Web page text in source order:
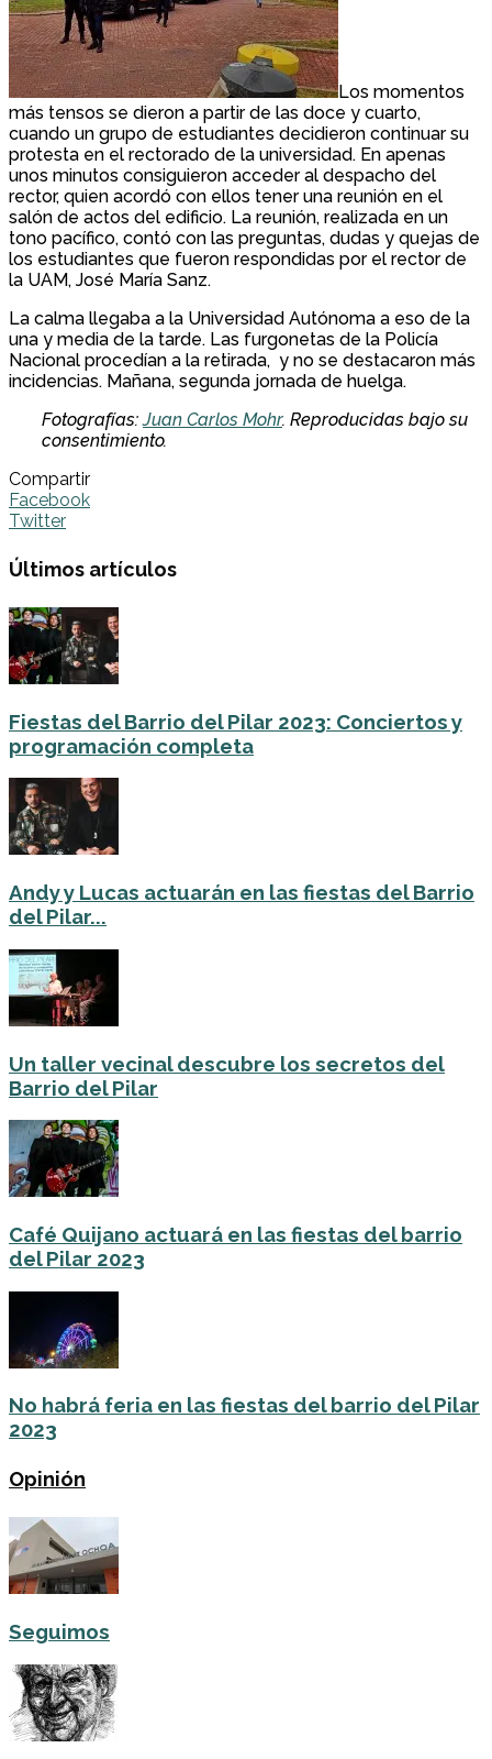
Los momentos
más tensos se dieron a partir de las doce y cuarto,
cuando un grupo de estudiantes decidieron continuar su
protesta en el rectorado de la universidad. En apenas
unos minutos consiguieron acceder al despacho del
rector, quien acordó con ellos tener una reunión en el
salón de actos del edificio. La reunión, realizada en un
tono pacífico, contó con las preguntas, dudas y quejas de
los estudiantes que fueron respondidas por el rector de
la UAM, José María Sanz.
La calma llegaba a la Universidad Autónoma a eso de la
una y media de la tarde. Las furgonetas de la Policía
Nacional procedían a la retirada, y no se destacaron más
incidencias. Mañana, segunda jornada de huelga.
Fotografías:Juan Carlos Mohr. Reproducidas bajo su
consentimiento.
Compartir
Facebook
Twitter
Últimos artículos
Fiestas del Barrio del Pilar 2023: Conciertos y
programación completa
Andy y Lucas actuarán en las fiestas del Barrio
del Pilar...
Un taller vecinal descubre los secretos del
Barrio del Pilar
Café Quijano actuará en las fiestas del barrio
del Pilar 2023
No habrá feria en las fiestas del barrio del Pilar
2023
Opinión
Seguimos